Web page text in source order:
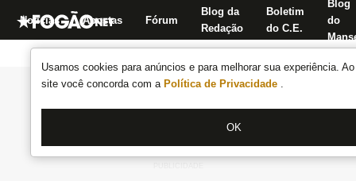
Usamos cookies para anúncios e para melhorar sua experiência.
site você concorda com a Política de Privacidade .
OK
Notícias Apostas Fórum
Blog da
Redação
Boletim
do C.E.
Blog
do